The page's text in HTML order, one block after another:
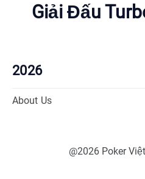
Giải Đấu
2026
About Us
@2026 Poker